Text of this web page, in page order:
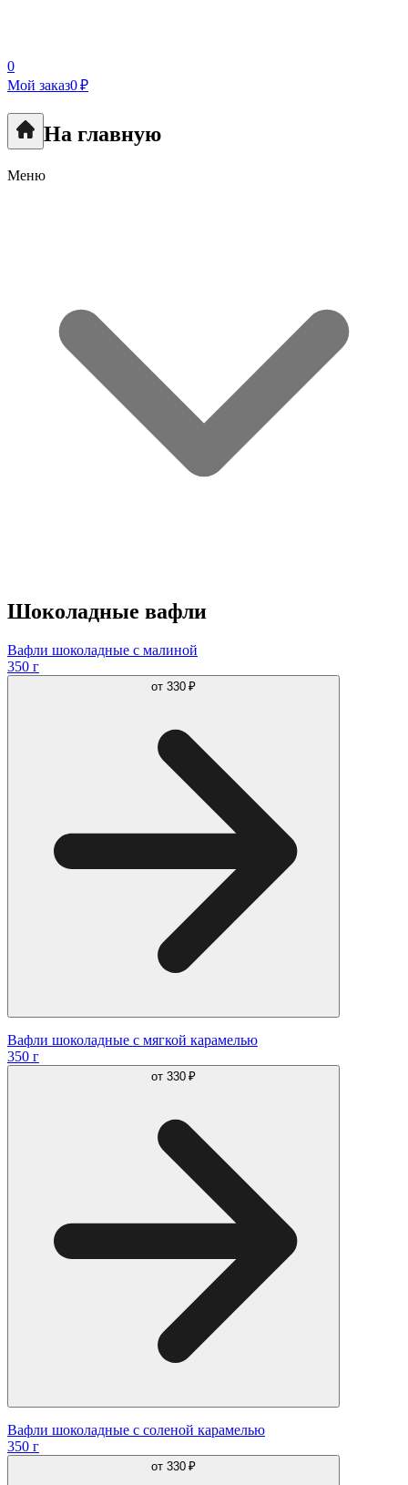
0
Мой заказ0 ₽
На главную
Меню
Шоколадные вафли
Вафли шоколадные с малиной
350 г
от 330 ₽
Вафли шоколадные с мягкой карамелью
350 г
от 330 ₽
Вафли шоколадные с соленой карамелью
350 г
от 330 ₽